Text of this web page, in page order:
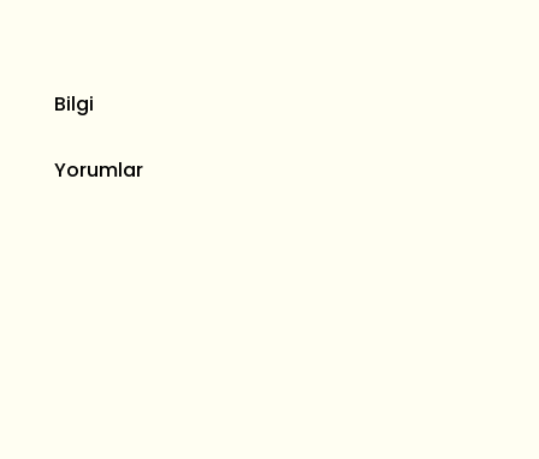
Bilgi
Yorumlar